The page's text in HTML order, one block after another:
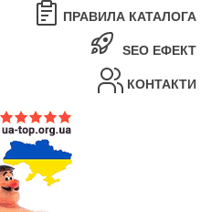
ПРАВИЛА КАТАЛОГА
SEO ЕФЕКТ
КОНТАКТИ